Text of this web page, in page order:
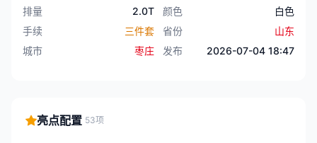
排量
2.0T 颜色
白色
手续
三件套 省份
山东
城市
枣庄 发布 2026-07-04 18:47
亮点配置 53项